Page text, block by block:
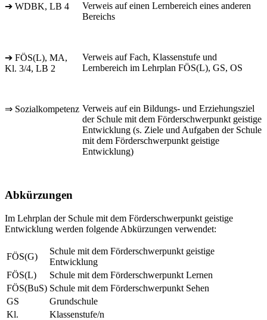
➔ WDBK, LB 4
Verweis auf einen Lernbereich eines anderen
Bereichs
➔ FÖS(L), MA,
Kl. 3/4, LB 2
Verweis auf Fach, Klassenstufe und
Lernbereich im Lehrplan FÖS(L), GS, OS
⇒ Sozialkompetenz Verweis auf ein Bildungs- und Erziehungsziel
der Schule mit dem Förderschwerpunkt geistige
Entwicklung (s. Ziele und Aufgaben der Schule
mit dem Förderschwerpunkt geistige
Entwicklung)
Abkürzungen
Im Lehrplan der Schule mit dem Förderschwerpunkt geistige
Entwicklung werden folgende Abkürzungen verwendet:
FÖS(G)
Schule mit dem Förderschwerpunkt geistige
Entwicklung
FÖS(L)
Schule mit dem Förderschwerpunkt Lernen
FÖS(BuS) Schule mit dem Förderschwerpunkt Sehen
GS
Grundschule
Kl.
Klassenstufe/n